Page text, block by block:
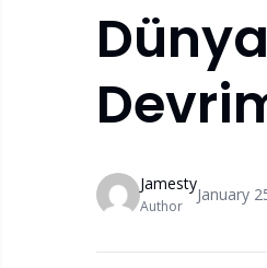
Jamesty
Author
January